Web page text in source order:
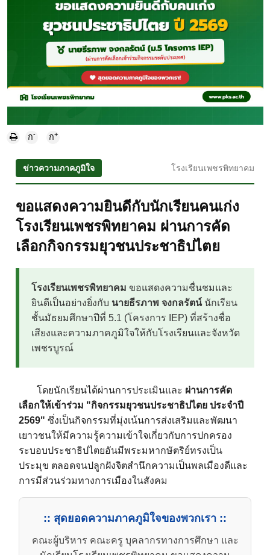
ก- ก+
ข่าวความภาคภูมิใจ โรงเรียนเพชรพิทยาคม
ขอแสดงความยินดีกับนักเรียนคนเก่ง
โรงเรียนเพชรพิทยาคม ผ่านการคัด
เลือกกิจกรรมยุวชนประชาธิปไตย
โรงเรียนเพชรพิทยาคม ขอแสดงความชื่นชมและ
ยินดีเป็นอย่างยิ่งกับ นายธีรภาพ จงกลรัตน์นักเรียน
ชั้นมัธยมศึกษาปีที่ 5.1 (โครงการ IEP) ที่สร้างชื่อ
เสียงและความภาคภูมิใจให้กับโรงเรียนและจังหวัด
เพชรบูรณ์
โดยนักเรียนได้ผ่านการประเมินและ ผ่านการคัด
เลือกให้เข้าร่วม "กิจกรรมยุวชนประชาธิปไตย ประจำปี
2569" ซึ่งเป็นกิจกรรมที่มุ่งเน้นการส่งเสริมและพัฒนา
เยาวชนให้มีความรู้ความเข้าใจเกี่ยวกับการปกครอง
ระบอบประชาธิปไตยอันมีพระมหากษัตริย์ทรงเป็น
ประมุข ตลอดจนปลูกฝังจิตสำนึกความเป็นพลเมืองดีและ
การมีส่วนร่วมทางการเมืองในสังคม
:: สุดยอดความภาคภูมิใจของพวกเรา ::
คณะผู้บริหาร คณะครู บุคลากรทางการศึกษา และ